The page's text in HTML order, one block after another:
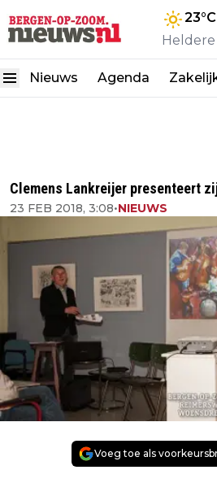
23°C
Heldere
Nieuws Agenda
Clemens Lankreijer presenteert
23 FEB 2018, 3:08•NIEUWS
Voeg toe als